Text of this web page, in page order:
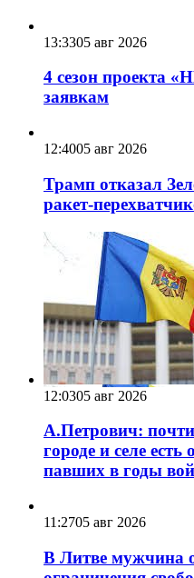
13:3305 авг 2026
4 сезон проекта
заявкам
12:4005 авг 2026
Трамп отказал
ракет-
12:0305 авг 2026
А.Петрович:
городе и селе
павших в годы
11:2705 авг 2026
В Литве мужчина